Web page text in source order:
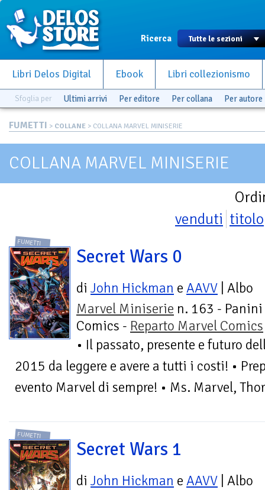
Ricerca
Libri Delos Digital Ebook Libri collezionismo
Sfoglia per Ultimi arrivi Per editore Per collana Per autore
FUMETTI > COLLANE > COLLANA MARVEL MINISERIE
COLLANA MARVEL MINISERIE
venduti titolo
FUMETTI
Secret Wars 0
di John Hickman e AAVV | Albo
Marvel Miniserie n. 163 - Panini
Comics - Reparto Marvel Comics
• Il passato, presente e futuro
2015 da leggere e avere a tutti i costi! •
evento Marvel di sempre! • Ms. Marvel,
FUMETTI
Secret Wars 1
di John Hickman e AAVV | Albo